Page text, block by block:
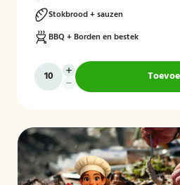
Stokbrood + sauzen
BBQ + Borden en bestek